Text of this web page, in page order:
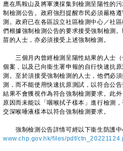
應在馬鞍山及將軍澳採集到檢測呈陽性的
制檢測公告。政府強烈提醒市民必須嚴格
測。政府已在各區設立社區檢測中心／社
們根據強制檢測公告的要求接受強制檢測
苗的人士，亦必須接受上述強制檢測。
三個月內曾經檢測呈陽性結果的人士（
個案，以及已向衞生署申報的自行快速抗
測。至於須接受強制檢測的人士，他們必
測，而不能使用快速抗原測試，以符合公
結果不會獲視作為符合強制檢測要求。此
原因而未能以「咽喉拭子樣本」進行檢測
交深喉唾液樣本以符合強制檢測要求。
強制檢測公告詳情可經以下衞生防護中
www.chp.gov.hk/files/pdf/